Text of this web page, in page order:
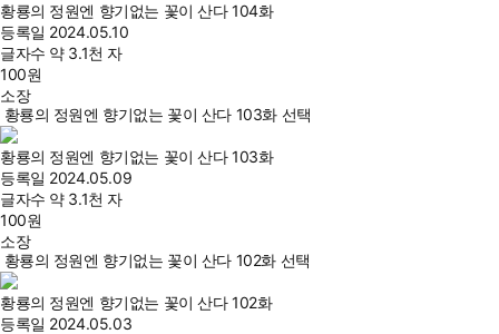
황룡의 정원엔 향기없는 꽃이 산다 104화
등록일 2024.05.10
글자수 약 3.1천 자
100원
소장
황룡의 정원엔 향기없는 꽃이 산다 103화 선택
황룡의 정원엔 향기없는 꽃이 산다 103화
등록일 2024.05.09
글자수 약 3.1천 자
100원
소장
황룡의 정원엔 향기없는 꽃이 산다 102화 선택
황룡의 정원엔 향기없는 꽃이 산다 102화
등록일 2024.05.03